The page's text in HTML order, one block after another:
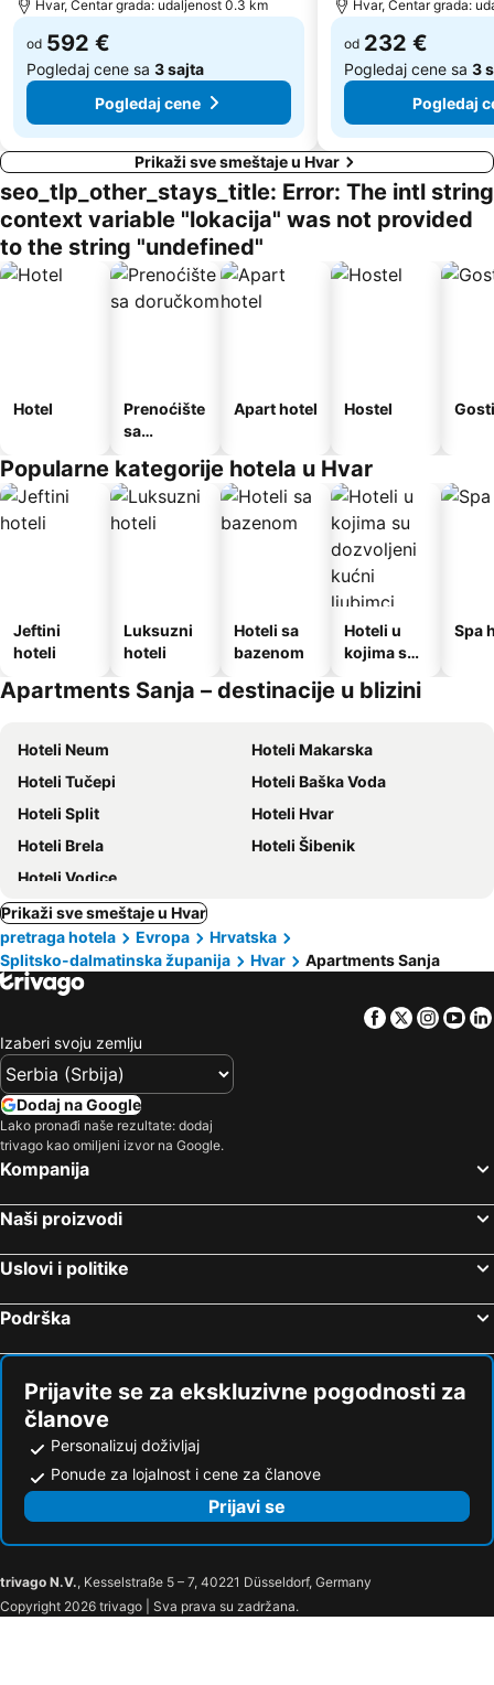
Hvar, Centar grada: udaljenost 0.3 km
od 592 €
Pogledaj cene sa 3 sajta
Pogledaj cene
Hvar, Centar grada:
od 232 €
Pogledaj cene sa 3
Pogledaj
Prikaži sve smeštaje u Hvar
seo_tlp_other_stays_title: Error: The intl string
context variable "lokacija" was not provided
to the string "undefined"
Hotel
Prenoćište
sa
Apart hotel Hostel
Popularne kategorije hotela u Hvar
Jeftini
hoteli
Luksuzni
hoteli
Hoteli sa
bazenom
Hoteli u
kojima su
kućni
Spa
Apartments Sanja – destinacije u blizini
Hoteli Neum
Hoteli Makarska
Hoteli Tučepi
Hoteli Baška Voda
Hoteli Split
Hoteli Hvar
Hoteli Brela
Hoteli Šibenik
Hoteli Vodice
Prikaži sve smeštaje u Hvar
pretraga hotela
Evropa
Hrvatska
Splitsko-dalmatinska županija
Hvar Apartments Sanja
Facebook
Twitter
Izaberi svoju zemlju
Dodaj na Google
Lako pronađi naše rezultate: dodaj
trivago kao omiljeni izvor na Google.
Kompanija
Naši proizvodi
Uslovi i politike
Podrška
Prijavite se za ekskluzivne pogodnosti za
članove
Personalizuj doživljaj
Ponude za lojalnost i cene za članove
Prijavi se
trivago N.V., Kesselstraße 5 – 7, 40221 Düsseldorf, Germany
Copyright 2026 trivago | Sva prava su zadržana.